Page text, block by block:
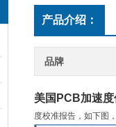
产品介绍：
品牌
美国PCB加速
度校准报告，如下图